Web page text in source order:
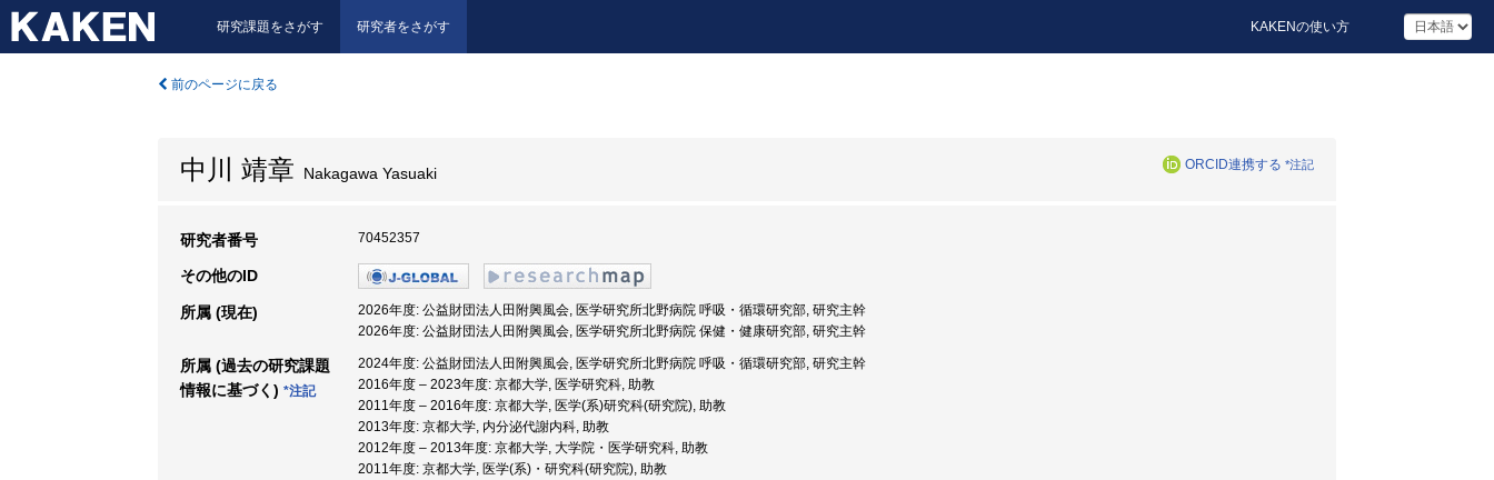
研究課題をさがす 研究者をさがす KAKENの使い方
前のページに戻る
中川 靖章 Nakagawa Yasuaki ORCID連携する *注記
研究者番号 70452357
その他のID
所属 (現在)
2026年度: 公益財団法人田附興風会, 医学研究所北野病院 呼吸・循環研究部, 研究主幹
2026年度: 公益財団法人田附興風会, 医学研究所北野病院 保健・健康研究部, 研究主幹
所属 (過去の研究課題
情報に基づく) *注記
2024年度: 公益財団法人田附興風会, 医学研究所北野病院 呼吸・循環研究部, 研究主幹
2016年度 – 2023年度: 京都大学, 医学研究科, 助教
2011年度 – 2016年度: 京都大学, 医学(系)研究科(研究院), 助教
2013年度: 京都大学, 内分泌代謝内科, 助教
2012年度 – 2013年度: 京都大学, 大学院・医学研究科, 助教
2011年度: 京都大学, 医学(系)・研究科(研究院), 助教